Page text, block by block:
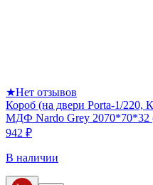
★Нет отзывов
Короб (на двери Porta-1/220,
МДФ Nardo Grey 2070*70*32
942 ₽
В наличии